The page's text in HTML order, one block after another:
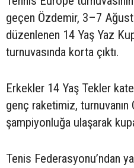
geçen Özdemir, 3–7
düzenlenen 14 Yaş Yaz
turnuvasında korta çıktı.
Erkekler 14 Yaş Tekler
genç raketimiz,
şampiyonluğa ulaşarak
Tenis Federasyonu’ndan